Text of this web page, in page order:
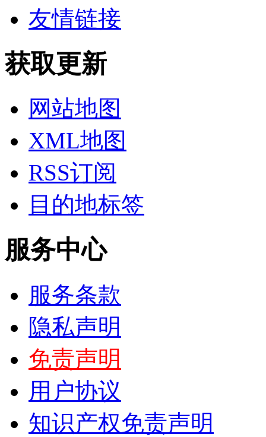
友情链接
获取更新
网站地图
XML地图
RSS订阅
目的地标签
服务中心
服务条款
隐私声明
免责声明
用户协议
知识产权免责声明